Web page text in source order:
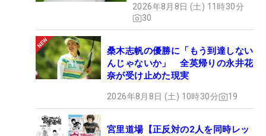
ュー
2026年8月8日 (土) 11時30分
30
桑木志帆の優勝に「もう到達しない
んじゃないか」 全英帰りの永井花
奈が受け止めた現実
2026年8月8日 (土) 10時30分 19
宮里道場【正反対の2人を同時レッ